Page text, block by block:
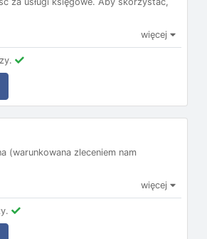
więcej
(warunkowana zleceniem nam
więcej